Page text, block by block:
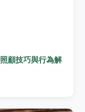
顧技巧與行為解